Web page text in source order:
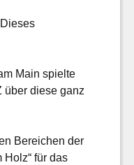
Main spielte
über diese ganz
Bereichen der
für das